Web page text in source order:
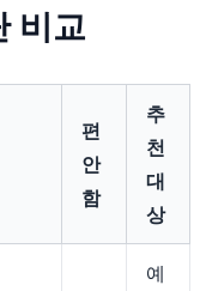
비교
편
안
함
추
천
대
상
예